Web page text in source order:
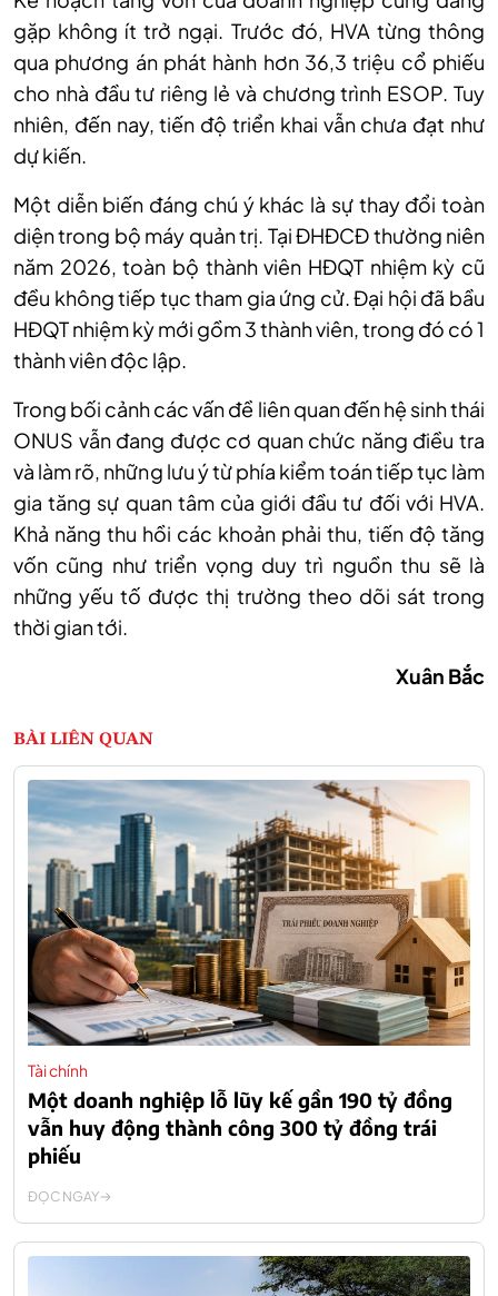
gặp không ít trở ngại. Trước đó, HVA từng thông
qua phương án phát hành hơn 36,3 triệu cổ phiếu
cho nhà đầu tư riêng lẻ và chương trình ESOP. Tuy
nhiên, đến nay, tiến độ triển khai vẫn chưa đạt như
dự kiến.
Một diễn biến đáng chú ý khác là sự thay đổi toàn
diện trong bộ máy quản trị. Tại ĐHĐCĐ thường niên
năm 2026, toàn bộ thành viên HĐQT nhiệm kỳ cũ
đều không tiếp tục tham gia ứng cử. Đại hội đã bầu
HĐQT nhiệm kỳ mới gồm 3 thành viên, trong đó có 1
thành viên độc lập.
Trong bối cảnh các vấn đề liên quan đến hệ sinh thái
ONUS vẫn đang được cơ quan chức năng điều tra
và làm rõ, những lưu ý từ phía kiểm toán tiếp tục làm
gia tăng sự quan tâm của giới đầu tư đối với HVA.
Khả năng thu hồi các khoản phải thu, tiến độ tăng
vốn cũng như triển vọng duy trì nguồn thu sẽ là
những yếu tố được thị trường theo dõi sát trong
thời gian tới.
Xuân Bắc
BÀI LIÊN QUAN
Tài chính
Một doanh nghiệp lỗ lũy kế gần 190 tỷ đồng
vẫn huy động thành công 300 tỷ đồng trái
phiếu
ĐỌC NGAY